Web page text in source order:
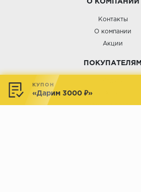
О КОМПАНИИ
Контакты
О компании
Акции
ПОКУПАТЕЛЯМ
Доставка и оплата
Обмен и возврат
КУПОН
«Дарим 3000 ₽»